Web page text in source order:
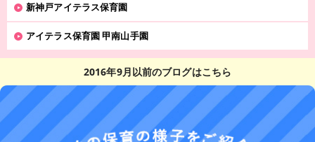
新神戸アイテラス保育園
アイテラス保育園 甲南山手園
2016年9月以前のブログはこちら